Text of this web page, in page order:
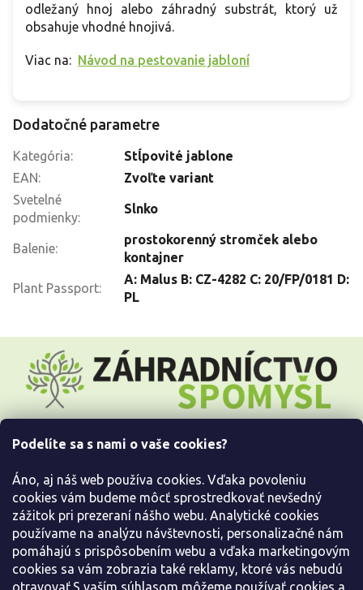
Podelíte sa s nami o vaše cookies?
Áno, aj náš web používa cookies. Vďaka povoleniu
cookies vám budeme môcť sprostredkovať nevšedný
zážitok pri prezeraní nášho webu. Analytické cookies
používame na analýzu návštevnosti, personalizačné nám
pomáhajú s prispôsobením webu a vďaka marketingovým
cookies sa vám zobrazia také reklamy, ktoré vás nebudú
otravovať.S vaším súhlasom môžeme používať cookies a
odležaný hnoj alebo záhradný substrát, ktorý už
obsahuje vhodné hnojivá.
Viac na: Návod na pestovanie jabloní
Dodatočné parametre
Kategória:
Stĺpovité jablone
EAN:
Zvoľte variant
Svetelné
podmienky:
Slnko
Balenie:
prostokorenný stromček alebo
kontajner
Plant Passport:
A: Malus B: CZ-4282 C: 20/FP/0181 D:
PL
t
Informácie pre Vás
Kontaktujte nás